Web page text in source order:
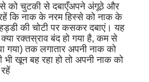
को चुटकी से दबाएँअपने अंगूठे और
कि नाक के नरम हिस्से को नाक के
की चोटी पर कसकर दबाएं। यह
रक्तस्राव बंद हो गया है, कम से
गया) तक लगातार अपनी नाक को
भी खून बह रहा हो तो अपनी नाक को